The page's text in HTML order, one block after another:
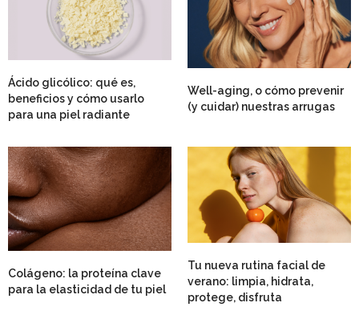
Ácido glicólico: qué es,
beneficios y cómo usarlo
para una piel radiante
Well-aging, o cómo prevenir
(y cuidar) nuestras arrugas
Colágeno: la proteína clave
para la elasticidad de tu piel
Tu nueva rutina facial de
verano: limpia, hidrata,
protege, disfruta